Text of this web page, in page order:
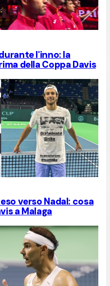
l'inno: la
della Coppa Davis
verso Nadal: cosa
a Malaga